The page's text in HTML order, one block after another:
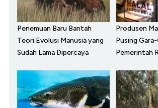
Penemuan Baru Bantah
Teori Evolusi Manusia yang
Sudah Lama Dipercaya
Produsen
Pusing
Pemerintah